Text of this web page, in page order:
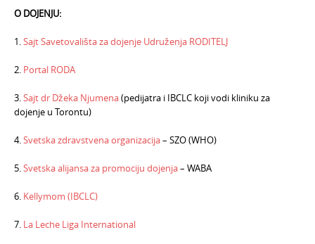
O DOJENJU:
1.Sajt Savetovališta za dojenje Udruženja RODITELJ
2. Portal RODA
3.Sajt dr Džeka Njumena(pedijatra i IBCLC koji vodi kliniku za
dojenje u Torontu)
4.Svetska zdravstvena organizacija– SZO (WHO)
5.Svetska alijansa za promociju dojenja– WABA
6. Kellymom (IBCLC)
7. La Leche Liga International